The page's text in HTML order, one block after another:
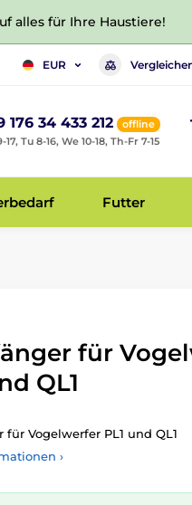
alles für Ihre Haustiere!
EUR
176 34 433 212
offline
17, Tu 8-16, We 10-18, Th-Fr 7-15
Futter
für
QL1
für Vogelwerfer PL1 und QL1
›